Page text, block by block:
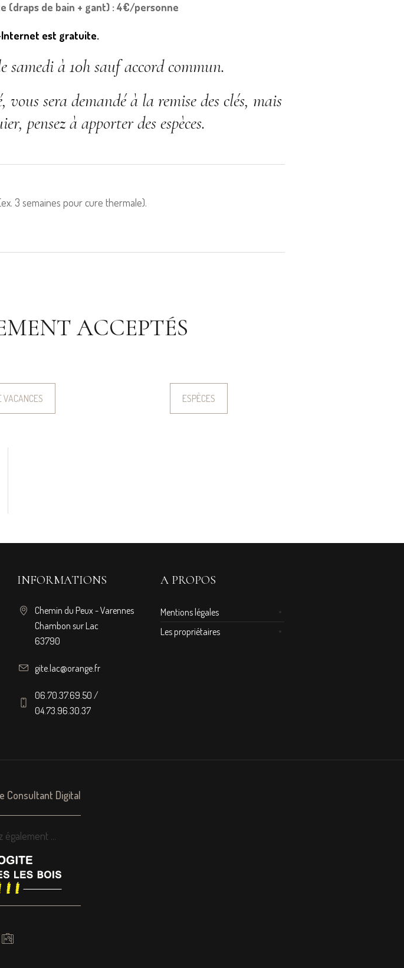
(draps de bain + gant) : 4€/personne
est gratuite.
à 10h sauf accord commun.
sera demandé à la remise des clés, mais
pensez à apporter des espèces.
3 semaines pour cure thermale).
ACCEPTÉS
VACANCES ESPÈCES
INFORMATIONS
Chemin du Peux - Varennes
Chambon sur Lac
63790
gite.lac@orange.fr
06.70.37.69.50 /
04.73.96.30.37
A PROPOS
Mentions légales
Les propriétaires
Consultant Digital
également ...